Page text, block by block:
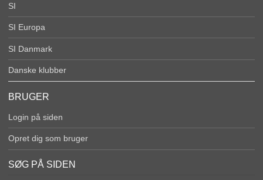
SI
SI Europa
SI Danmark
Danske klubber
BRUGER
Login på siden
Opret dig som bruger
SØG PÅ SIDEN